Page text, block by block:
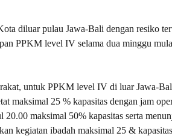
diluar pulau Jawa-Bali dengan resiko
PPKM level IV selama dua minggu
untuk PPKM level IV di luar Jawa-
maksimal 25 % kapasitas dengan jam
maksimal 50% kapasitas serta
kegiatan ibadah maksimal 25 &